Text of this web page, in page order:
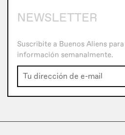
NEWSLETTER
Suscribite a Buenos Aliens
información semanalmente.